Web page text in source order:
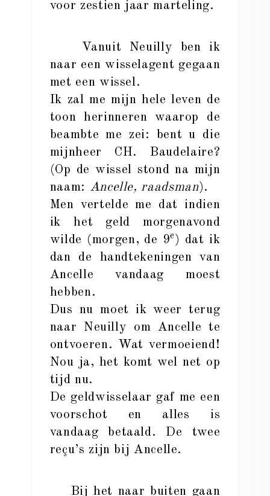
voor zestien jaar marteling.
Vanuit Neuilly ben ik
naar een wisselagent gegaan
met een wissel.
Ik zal me mijn hele leven de
toon herinneren waarop de
beambte me zei: bent u die
mijnheer CH. Baudelaire?
(Op de wissel stond na mijn
naam: Ancelle, raadsman).
Men vertelde me dat indien
ik het geld morgenavond
wilde (morgen, de 9e ) dat ik
dan de handtekeningen van
Ancelle vandaag moest
hebben.
Dus nu moet ik weer terug
naar Neuilly om Ancelle te
ontvoeren. Wat vermoeiend!
Nou ja, het komt wel net op
tijd nu.
De geldwisselaar gaf me een
voorschot en alles is
vandaag betaald. De twee
reçu’s zijn bij Ancelle.
Bij het naar buiten gaan